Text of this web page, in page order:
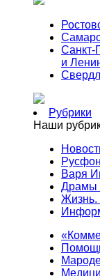
Санкт-
и
Рубрики
Наши
Варя
Драмы
Жизнь.